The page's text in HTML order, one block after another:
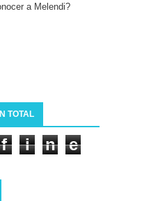
a Melendi?
TOTAL
f i n
e